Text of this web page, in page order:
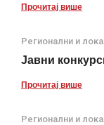
Прочитај више
Регионални и
Јавни
Прочитај више
Регионални и